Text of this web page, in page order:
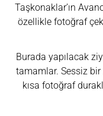
Taşkonaklar’ın
özellikle fotoğraf
Burada yapılacak
tamamlar. Sessiz
kısa fotoğraf